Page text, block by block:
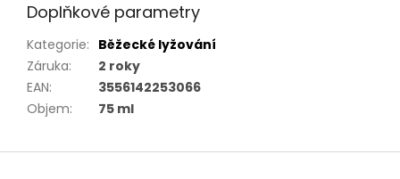
Doplňkové parametry
Kategorie: Běžecké lyžování
Záruka:
2 roky
EAN:
3556142253066
Objem: 75 ml
Z